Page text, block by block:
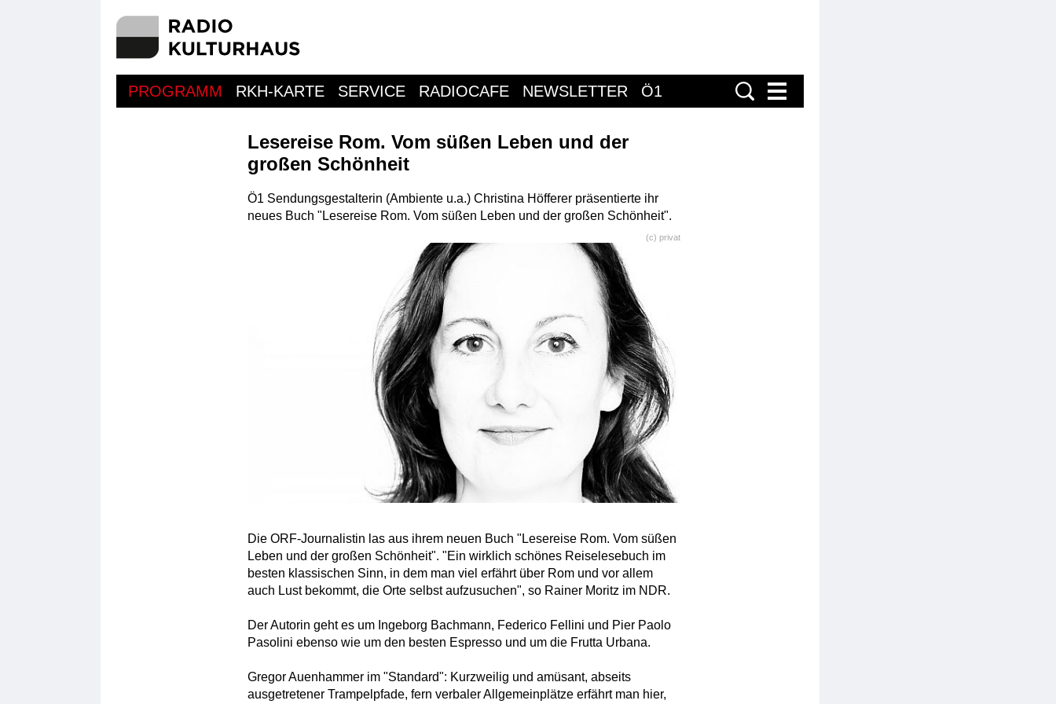
PROGRAMM RKH-KARTE SERVICE RADIOCAFE NEWSLETTER Ö1
Lesereise Rom. Vom süßen Leben und der
großen Schönheit
Ö1 Sendungsgestalterin (Ambiente u.a.) Christina Höfferer präsentierte ihr
neues Buch "Lesereise Rom. Vom süßen Leben und der großen Schönheit".
(c) privat
Die ORF-Journalistin las aus ihrem neuen Buch "Lesereise Rom. Vom süßen
Leben und der großen Schönheit". "Ein wirklich schönes Reiselesebuch im
besten klassischen Sinn, in dem man viel erfährt über Rom und vor allem
auch Lust bekommt, die Orte selbst aufzusuchen", so Rainer Moritz im NDR.
Der Autorin geht es um Ingeborg Bachmann, Federico Fellini und Pier Paolo
Pasolini ebenso wie um den besten Espresso und um die Frutta Urbana.
Gregor Auenhammer im "Standard": Kurzweilig und amüsant, abseits
ausgetretener Trampelpfade, fern verbaler Allgemeinplätze erfährt man hier,